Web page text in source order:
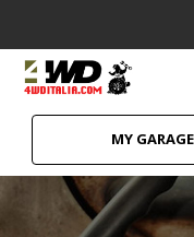
MY GARAGE